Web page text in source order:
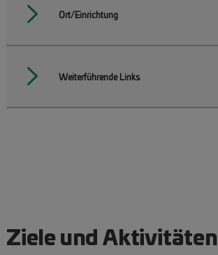
Ort/Einrichtung
Weiterführende Links
Ziele und Aktivitäten